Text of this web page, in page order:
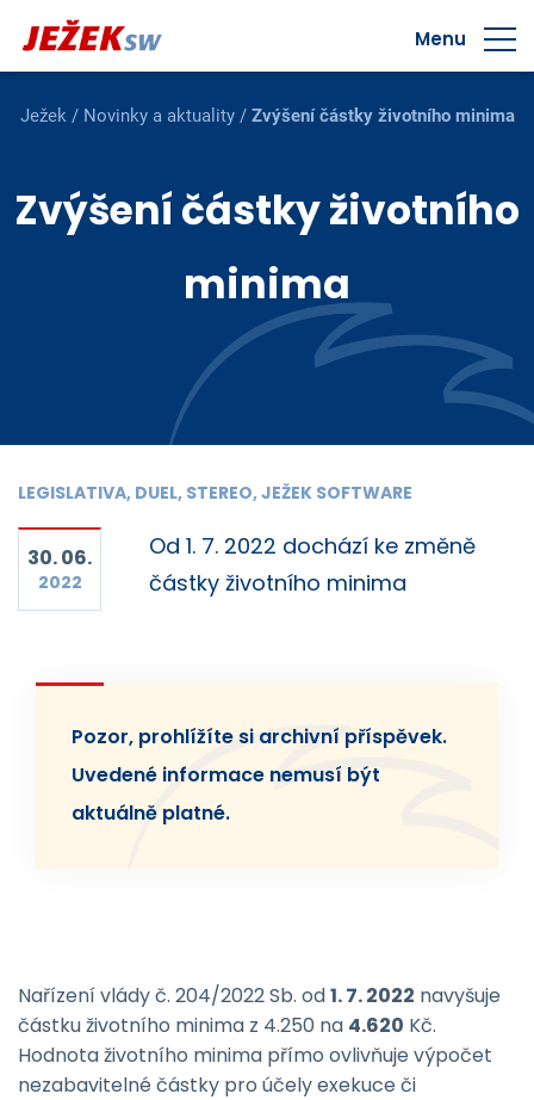
Menu
Ježek/ Novinky a aktuality/ Zvýšení částky životního minima
Zvýšení částky životního
minima
LEGISLATIVA, DUEL, STEREO, JEŽEK SOFTWARE
30. 06.
2022
Od 1. 7. 2022 dochází ke změně
částky životního minima
Pozor, prohlížíte si archivní příspěvek.
Uvedené informace nemusí být
aktuálně platné.
Nařízení vlády č. 204/2022 Sb. od1. 7. 2022 navyšuje
částku životního minima z 4.250 na 4.620 Kč.
Hodnota životního minima přímo ovlivňuje výpočet
nezabavitelné částky pro účely exekuce či